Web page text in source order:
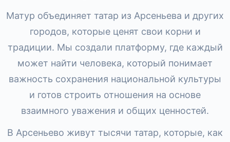
Матур объединяет татар из Арсеньева и других
городов, которые ценят свои корни и
традиции. Мы создали платформу, где каждый
может найти человека, который понимает
важность сохранения национальной культуры
и готов строить отношения на основе
взаимного уважения и общих ценностей.
В Арсеньево живут тысячи татар, которые, как